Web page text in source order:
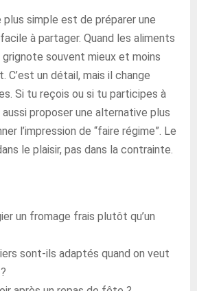
plus simple est de préparer une
à partager. Quand les aliments
souvent mieux et moins
C’est un détail, mais il change
Si tu reçois ou si tu participes à
proposer une alternative plus
l’impression de “faire régime”. Le
le plaisir, pas dans la contrainte.
un fromage frais plutôt qu’un
sont-ils adaptés quand on veut